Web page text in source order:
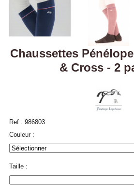
Chaussettes
& Cross - 2
Ref : 986803
Couleur :
Taille :